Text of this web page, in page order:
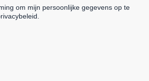
om mijn persoonlijke gegevens op te